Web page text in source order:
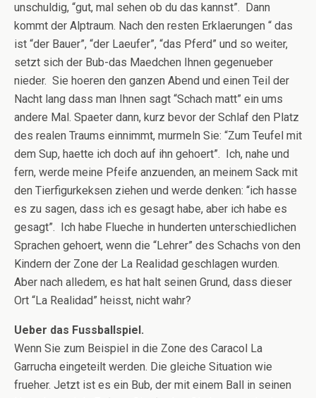
unschuldig, “gut, mal sehen ob du das kannst”. Dann
kommt der Alptraum. Nach den resten Erklaerungen “ das
ist “der Bauer”, “der Laeufer”, “das Pferd” und so weiter,
setzt sich der Bub-das Maedchen Ihnen gegenueber
nieder. Sie hoeren den ganzen Abend und einen Teil der
Nacht lang dass man Ihnen sagt “Schach matt” ein ums
andere Mal. Spaeter dann, kurz bevor der Schlaf den Platz
des realen Traums einnimmt, murmeln Sie: “Zum Teufel mit
dem Sup, haette ich doch auf ihn gehoert”. Ich, nahe und
fern, werde meine Pfeife anzuenden, an meinem Sack mit
den Tierfigurkeksen ziehen und werde denken: “ich hasse
es zu sagen, dass ich es gesagt habe, aber ich habe es
gesagt”. Ich habe Flueche in hunderten unterschiedlichen
Sprachen gehoert, wenn die “Lehrer” des Schachs von den
Kindern der Zone der La Realidad geschlagen wurden.
Aber nach alledem, es hat halt seinen Grund, dass dieser
Ort “La Realidad” heisst, nicht wahr?
Ueber das Fussballspiel.
Wenn Sie zum Beispiel in die Zone des Caracol La
Garrucha eingeteilt werden. Die gleiche Situation wie
frueher. Jetzt ist es ein Bub, der mit einem Ball in seinen